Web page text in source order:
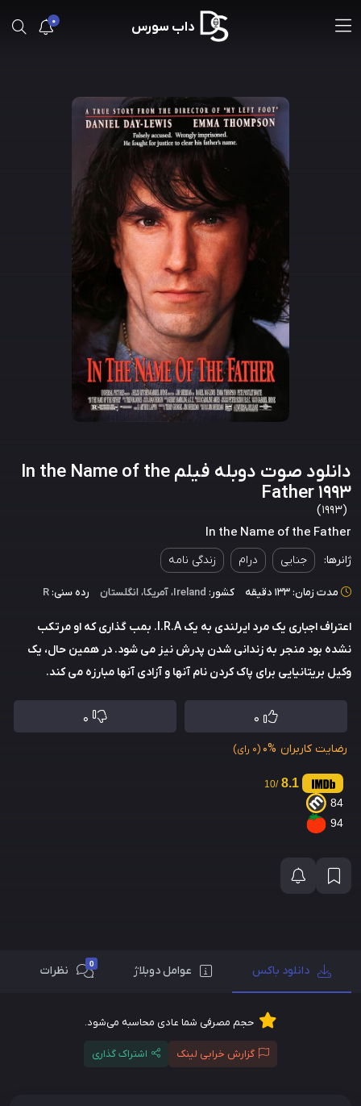
0 داب سورس
دانلود صوت دوبله فیلم In the Name of the
Father 1993
(1993)
In the Name of the Father
ژانرها: جنایی درام زندگی نامه
مدت زمان: 133 دقیقه کشور: Ireland،آمریکا، انگلستان رده سنی:R
اعتراف اجباری یک مرد ایرلندی به یک I.R.A. بمب گذاری که او مرتکب
نشده بود منجر به زندانی شدن پدرش نیز می شود. در همین حال، یک
وکیل بریتانیایی برای پاک کردن نام آنها و آزادی آنها مبارزه می کند.
0
0
رضایت کاربران 0% (0 رای)
8.1
/10
84
94
دانلود باکس عوامل دوبلاژ 0 نظرات
حجم مصرفی شما عادی محاسبه می‌شود.
گزارش خرابی لینک اشتراک گذاری